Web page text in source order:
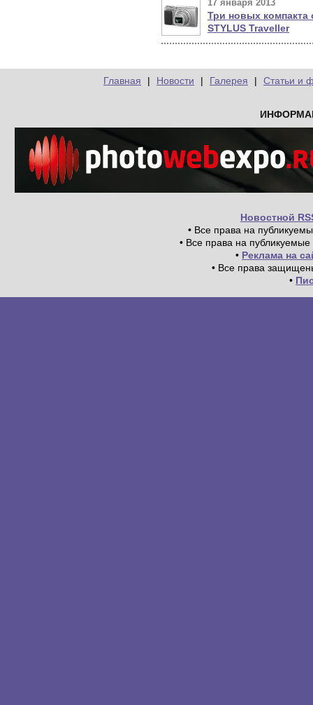
17 января 2013
Три новых компакта
STYLUS Traveller
Главная | Новости | Галерея | Статьи и
Новостной
• Все права на
• Все права на
• Реклама на
• Все права
•